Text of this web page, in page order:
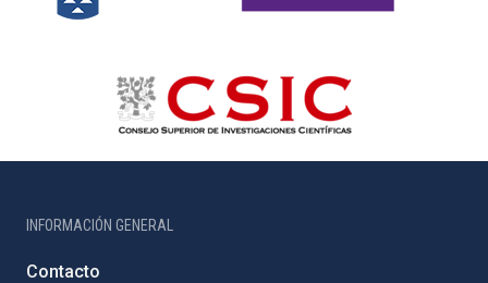
INFORMACIÓN GENERAL
Contacto